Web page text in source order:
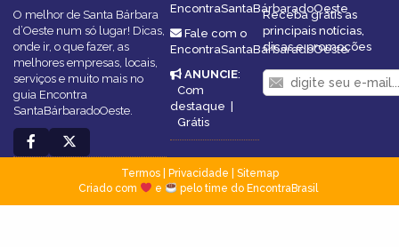
O melhor de Santa Bárbara
d’Oeste num só lugar! Dicas,
onde ir, o que fazer, as
melhores empresas, locais,
serviços e muito mais no
guia Encontra
SantaBárbaradoOeste.
EncontraSantaBárbaradoOeste
Fale com o
EncontraSantaBárbaradoOeste
ANUNCIE:
Com
destaque |
Grátis
Receba grátis as
principais notícias,
dicas e promoções
Termos| Privacidade
Sitemap
Criado com
e pelo time do EncontraBrasil